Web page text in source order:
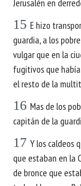
Jerusalén en
15 E hizo
guardia, a los
vulgar que en la
fugitivos que
el resto de la
16 Mas de los
capitán de la
17 Y los caldeos
que estaban en la
de bronce que